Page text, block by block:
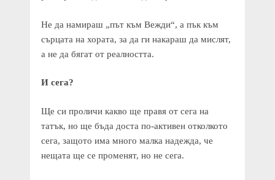
Не да намираш „път към Вежди“, а пък към
сърцата на хората, за да ги накараш да мислят,
а не да бягат от реалността.
И сега?
Ще си проличи какво ще правя от сега на
татък, но ще бъда доста по-активен отколкото
сега, защото има много малка надежда, че
нещата ще се променят, но не сега.